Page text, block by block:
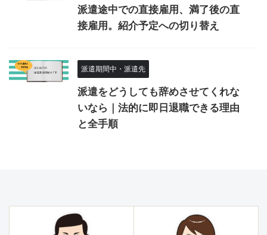
派遣途中での直接雇用、満了後の直
接雇用。紹介予定への切り替え
派遣期間中・派遣先
派遣をどうしても辞めさせてくれな
いなら｜法的に即日退職できる理由
と全手順